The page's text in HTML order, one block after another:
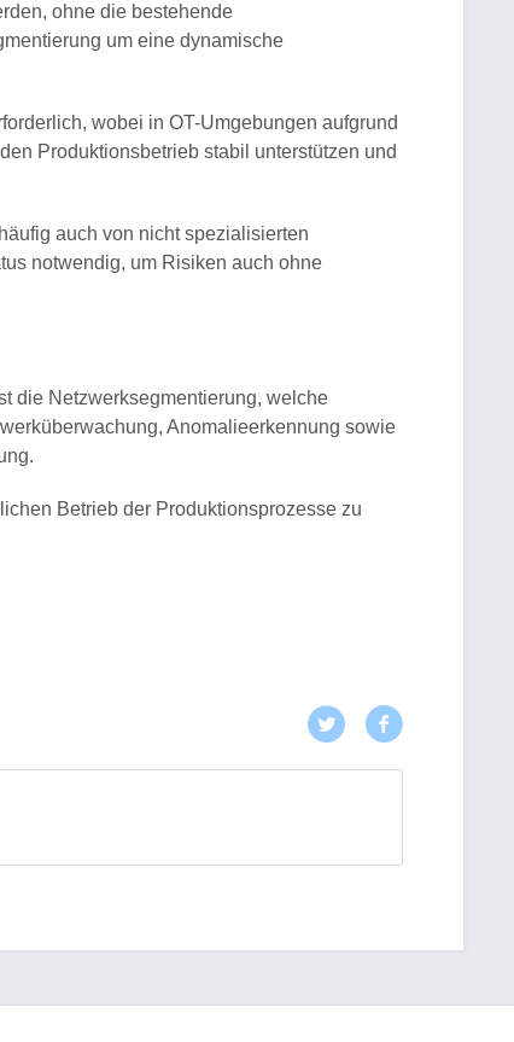
ohne die bestehende
um eine dynamische
wobei in OT-Umgebungen aufgrund
Produktionsbetrieb stabil unterstützen und
auch von nicht spezialisierten
notwendig, um Risiken auch ohne
die Netzwerksegmentierung, welche
Anomalieerkennung sowie
Betrieb der Produktionsprozesse zu